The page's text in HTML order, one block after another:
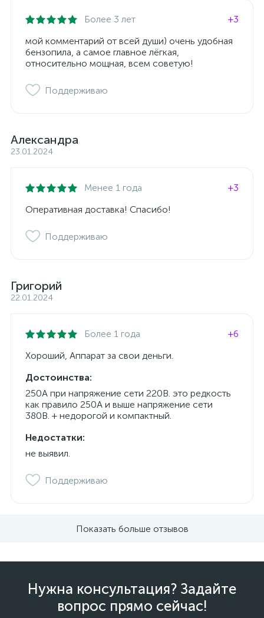
Более 3 лет
+3
мой комментарий от всей души) очень удобная
бензопила, а самое главное лёгкая,
относительно мощная, всем советую!
Поддерживаю
Александра
23.01.2024
Менее 1 года
+3
Оперативная доставка! Спасибо!
Поддерживаю
Григорий
22.01.2024
Более 1 года
+6
Хороший, Аппарат за свои деньги.
Достоинства:
250А при напряжение сети 220В. это редкость
как правило 250А и выше напряжение сети
380В. + недорогой и компактный.
Недостатки:
не выявил.
Поддерживаю
Показать больше отзывов
Нужна консультация? Задайте
вопрос прямо сейчас!